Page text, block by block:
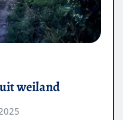
weiland